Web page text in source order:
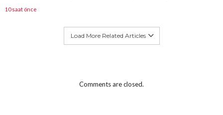
10 saat önce
Load More Related Articles
Comments are closed.